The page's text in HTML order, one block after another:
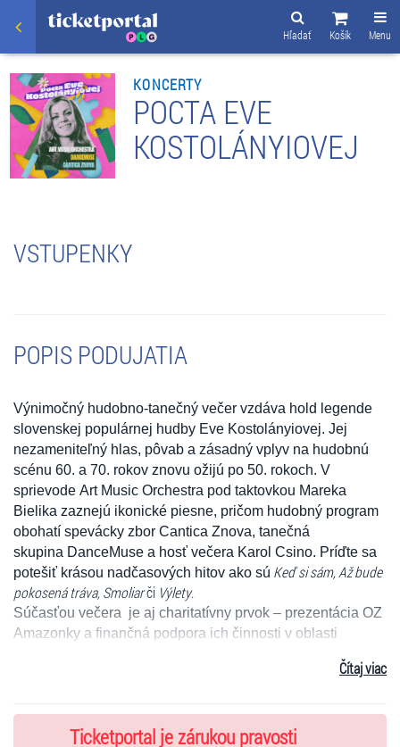
Menu
Košík
Hľadať
KONCERTY
POCTA EVE
KOSTOLÁNYIOVEJ
VSTUPENKY
POPIS PODUJATIA
Výnimočný hudobno-tanečný večer vzdáva hold legende
slovenskej populárnej hudby Eve Kostolányiovej. Jej
nezameniteľný hlas, pôvab a zásadný vplyv na hudobnú
scénu 60. a 70. rokov znovu ožijú po 50. rokoch. V
sprievode Art Music Orchestra pod taktovkou Mareka
Bielika zaznejú ikonické piesne, pričom hudobný program
obohatí spevácky zbor Cantica Znova, tanečná
skupina DanceMuse a hosť večera Karol Csino. Príďte sa
potešiť krásou nadčasových hitov ako sú Keď si sám, Až bude
pokosená tráva, Smoliarči Výlety.
Súčasťou večera je aj charitatívny prvok – prezentácia OZ
Amazonky a finančná podpora ich činnosti v oblasti
do
Dĺžka predstavenia 90 min. (bez prestávky)
Čítaj viac
Ticketportal je zárukou pravosti